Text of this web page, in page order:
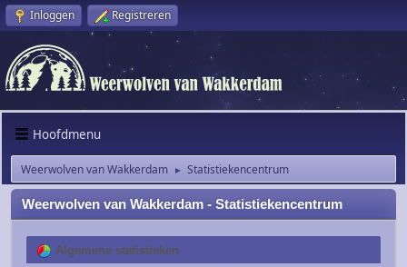
Inloggen Registreren
Hoofdmenu
Weerwolven van Wakkerdam ► Statistiekencentrum
Weerwolven van Wakkerdam - Statistiekencentrum
Algemene statistieken